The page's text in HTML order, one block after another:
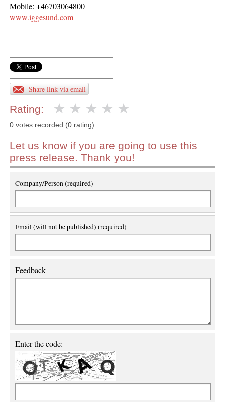
Mobile: +46703064800
www.iggesund.com
Share link via email
Rating:
0 votes recorded (0 rating)
Let us know if you are going to use this
press release. Thank you!
Company/Person (required)
Email (will not be published) (required)
Feedback
Enter the code: